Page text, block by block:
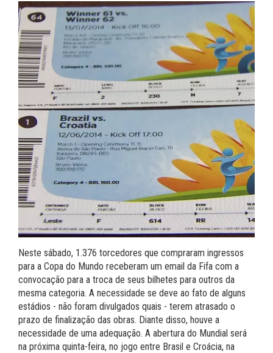
Neste sábado, 1.376 torcedores que compraram ingressos
para a Copa do Mundo receberam um email da Fifa com a
convocação para a troca de seus bilhetes para outros da
mesma categoria. A necessidade se deve ao fato de alguns
estádios - não foram divulgados quais - terem atrasado o
prazo de finalização das obras. Diante disso, houve a
necessidade de uma adequação. A abertura do Mundial será
na próxima quinta-feira, no jogo entre Brasil e Croácia, na